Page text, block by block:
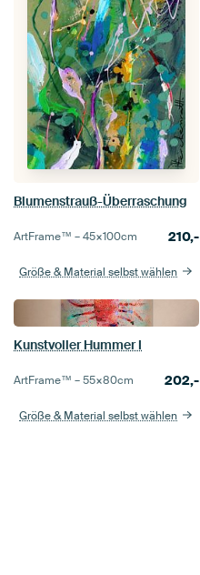
Blumenstrauß-Überraschung
ArtFrame™ –45×100cm 210,-
Größe & Material selbst wählen
Kunstvoller Hummer I
ArtFrame™ –55×80cm 202,-
Größe & Material selbst wählen